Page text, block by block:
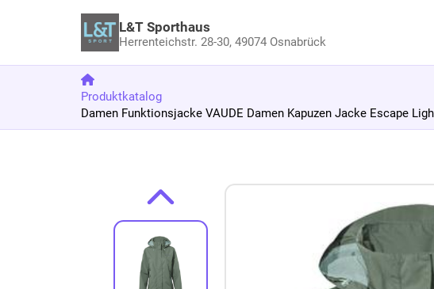
L&T Sporthaus
Herrenteichstr. 28-30,49074 Osnabrück
Produktkatalog
Damen Funktionsjacke VAUDE Damen Kapuzen Jacke Escape
Zur Produktbeschreibung springen